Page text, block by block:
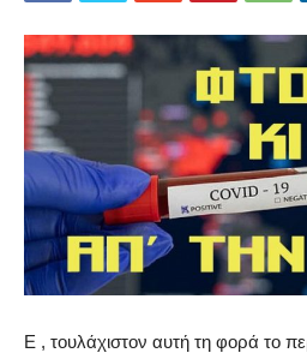
Ε , τουλάχιστον αυτή τη φορά το